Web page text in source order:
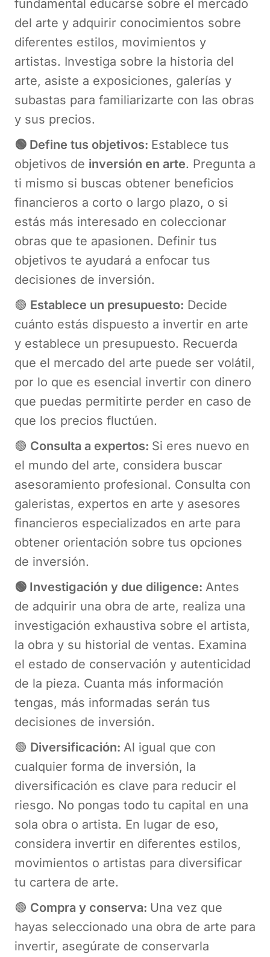
fundamental educarse sobre el mercado
del arte y adquirir conocimientos sobre
diferentes estilos, movimientos y
artistas. Investiga sobre la historia del
arte, asiste a exposiciones, galerías y
subastas para familiarizarte con las obras
y sus precios.
🟢 Define tus objetivos: Establece tus
objetivos de inversión en arte. Pregunta a
ti mismo si buscas obtener beneficios
financieros a corto o largo plazo, o si
estás más interesado en coleccionar
obras que te apasionen. Definir tus
objetivos te ayudará a enfocar tus
decisiones de inversión.
🟢 Establece un presupuesto: Decide
cuánto estás dispuesto a invertir en arte
y establece un presupuesto. Recuerda
que el mercado del arte puede ser volátil,
por lo que es esencial invertir con dinero
que puedas permitirte perder en caso de
que los precios fluctúen.
🟢 Consulta a expertos: Si eres nuevo en
el mundo del arte, considera buscar
asesoramiento profesional. Consulta con
galeristas, expertos en arte y asesores
financieros especializados en arte para
obtener orientación sobre tus opciones
de inversión.
🟢 Investigación y due diligence: Antes
de adquirir una obra de arte, realiza una
investigación exhaustiva sobre el artista,
la obra y su historial de ventas. Examina
el estado de conservación y autenticidad
de la pieza. Cuanta más información
tengas, más informadas serán tus
decisiones de inversión.
🟢 Diversificación: Al igual que con
cualquier forma de inversión, la
diversificación es clave para reducir el
riesgo. No pongas todo tu capital en una
sola obra o artista. En lugar de eso,
considera invertir en diferentes estilos,
movimientos o artistas para diversificar
tu cartera de arte.
🟢 Compra y conserva: Una vez que
hayas seleccionado una obra de arte para
invertir, asegúrate de conservarla